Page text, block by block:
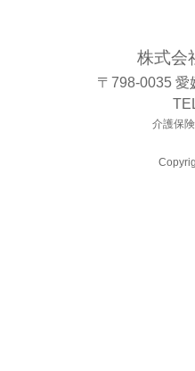
株式会
〒798-0035 愛
介護保